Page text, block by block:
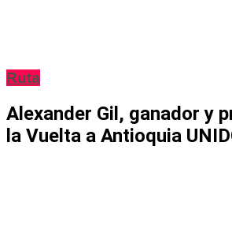
Ruta
Alexander Gil, ganador y
la Vuelta a Antioquia